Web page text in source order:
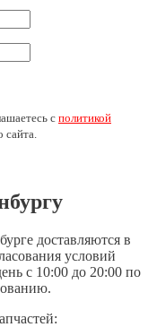
с политикой
сайта.
доставляются в
условий
с 10:00 до 20:00 по